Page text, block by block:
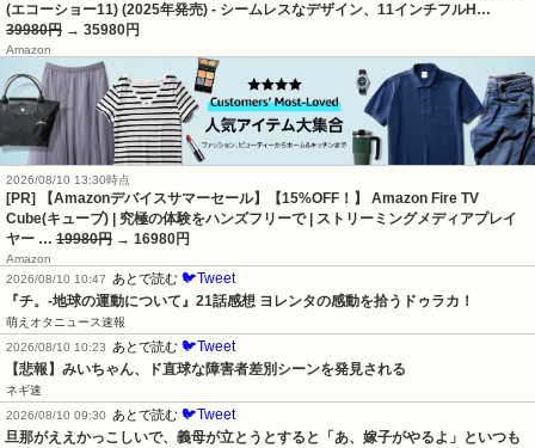
(エコーショー11) (2025年発売) - シームレスなデザイン、11インチフルH…
39980円 → 35980円
Amazon
2026/08/10 13:30時点
[PR] 【Amazonデバイスサマーセール】【15%OFF！】 Amazon Fire TV
Cube(キューブ) | 究極の体験をハンズフリーで | ストリーミングメディアプレイ
ヤー … 19980円 → 16980円
Amazon
2026/08/10 10:47
あとで読む 🐦Tweet
『チ。-地球の運動について』21話感想 ヨレンタの感動を拾うドゥラカ！
萌えオタニュース速報
2026/08/10 10:23
あとで読む 🐦Tweet
【悲報】みいちゃん、ド直球な障害者差別シーンを発見される
ネギ速
2026/08/10 09:30
あとで読む 🐦Tweet
旦那がええかっこしいで、義母が立とうとすると「あ、嫁子がやるよ」といつも